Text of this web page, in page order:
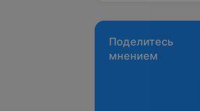
Поделитесь
мнением